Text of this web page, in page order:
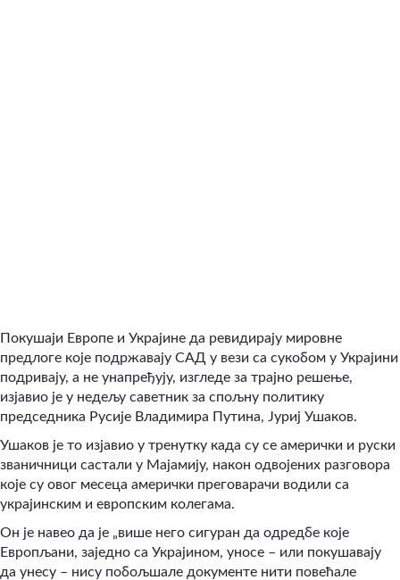
Покушаји Европе и Украјине да ревидирају мировне
предлоге које подржавају САД у вези са сукобом у Украјини
подривају, а не унапређују, изгледе за трајно решење,
изјавио је у недељу саветник за спољну политику
председника Русије Владимира Путина, Јуриј Ушаков.
Ушаков је то изјавио у тренутку када су се амерички и руски
званичници састали у Мајамију, након одвојених разговора
које су овог месеца амерички преговарачи водили са
украјинским и европским колегама.
Он је навео да је „више него сигуран да одредбе које
Европљани, заједно са Украјином, уносе – или покушавају
да унесу – нису побољшале документе нити повећале